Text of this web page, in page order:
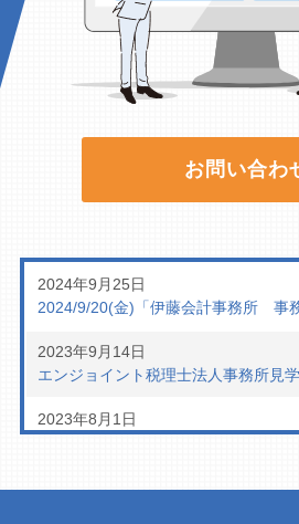
お問い合わ
2024年9月25日
2024/9/20(金)「伊藤会計事務所 事
2023年9月14日
エンジョイント税理士法人事務所見
2023年8月1日
2023年6月22日